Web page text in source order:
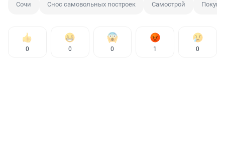
Сочи Снос самовольных построек Самострой
0 0 0 1 0